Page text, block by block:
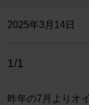
2025年3月14日
1/1
昨年の7月よりオ